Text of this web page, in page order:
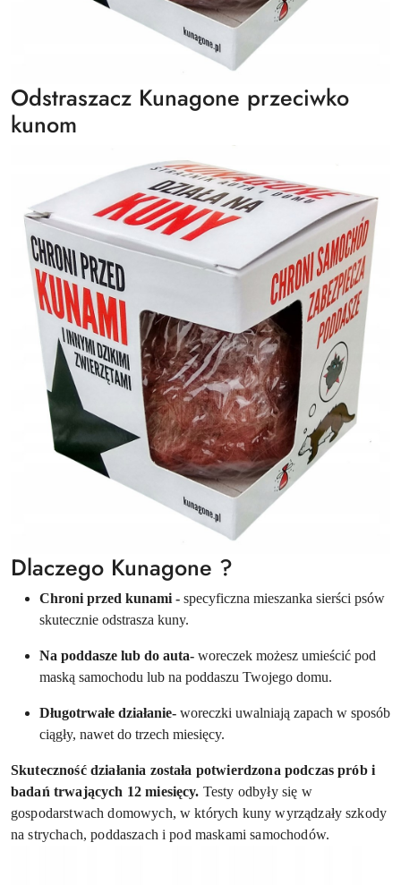
Odstraszacz Kunagone przeciwko
kunom
Dlaczego Kunagone ?
Chroni przed kunami - specyficzna mieszanka sierści psów
skutecznie odstrasza kuny.
Na poddasze lub do auta- woreczek możesz umieścić pod
maską samochodu lub na poddaszu Twojego domu.
Długotrwałe działanie- woreczki uwalniają zapach w sposób
ciągły, nawet do trzech miesięcy.
Skuteczność działania została potwierdzona podczas prób i
badań trwających 12 miesięcy. Testy odbyły się w
gospodarstwach domowych, w których kuny wyrządzały szkody
na strychach, poddaszach i pod maskami samochodów.